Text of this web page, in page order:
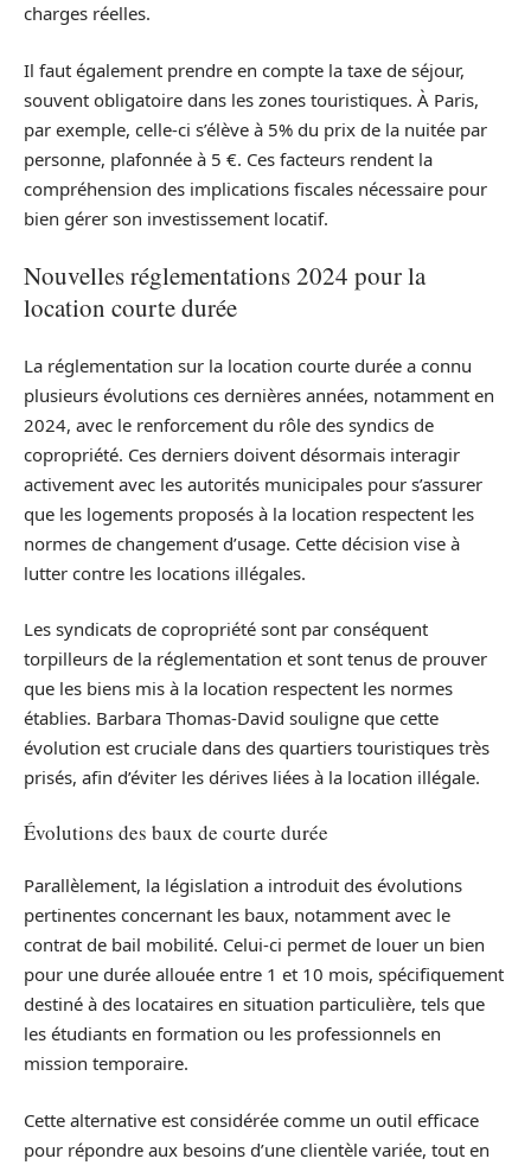
charges réelles.
Il faut également prendre en compte la taxe de séjour,
souvent obligatoire dans les zones touristiques. À Paris,
par exemple, celle-ci s’élève à 5% du prix de la nuitée par
personne, plafonnée à 5 €. Ces facteurs rendent la
compréhension des implications fiscales nécessaire pour
bien gérer son investissement locatif.
Nouvelles réglementations 2024 pour la
location courte durée
La réglementation sur la location courte durée a connu
plusieurs évolutions ces dernières années, notamment en
2024, avec le renforcement du rôle des syndics de
copropriété. Ces derniers doivent désormais interagir
activement avec les autorités municipales pour s’assurer
que les logements proposés à la location respectent les
normes de changement d’usage. Cette décision vise à
lutter contre les locations illégales.
Les syndicats de copropriété sont par conséquent
torpilleurs de la réglementation et sont tenus de prouver
que les biens mis à la location respectent les normes
établies. Barbara Thomas-David souligne que cette
évolution est cruciale dans des quartiers touristiques très
prisés, afin d’éviter les dérives liées à la location illégale.
Évolutions des baux de courte durée
Parallèlement, la législation a introduit des évolutions
pertinentes concernant les baux, notamment avec le
contrat de bail mobilité. Celui-ci permet de louer un bien
pour une durée allouée entre 1 et 10 mois, spécifiquement
destiné à des locataires en situation particulière, tels que
les étudiants en formation ou les professionnels en
mission temporaire.
Cette alternative est considérée comme un outil efficace
pour répondre aux besoins d’une clientèle variée, tout en